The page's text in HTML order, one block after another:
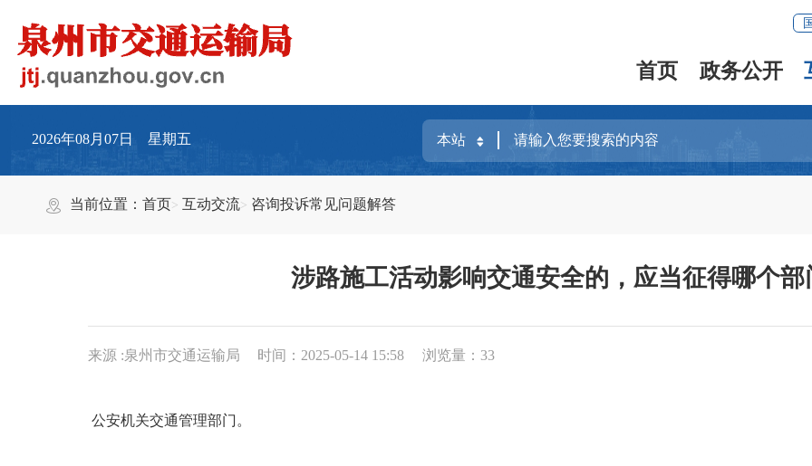
首页 政务公开
2026年08月07日 星期五
当前位置：首页 互动交流 咨询投诉常见问题解答
涉路施工活动影响交通安全的，应当征得哪个部
来源 :泉州市交通运输局 时间：2025-05-14 15:58 浏览量： 33
公安机关交通管理部门。